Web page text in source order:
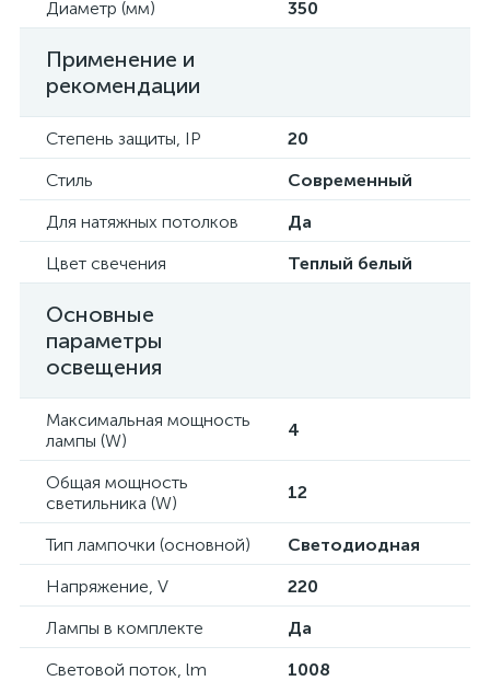
Диаметр (мм) 350
Применение и
рекомендации
Степень защиты, IP
20
Стиль
Современный
Для натяжных потолков
Да
Цвет свечения
Теплый белый
Основные
параметры
освещения
Максимальная мощность
лампы (W)
4
Общая мощность
светильника (W)
12
Тип лампочки (основной)
Светодиодная
Напряжение, V
220
Лампы в комплекте
Да
Световой поток, lm
1008